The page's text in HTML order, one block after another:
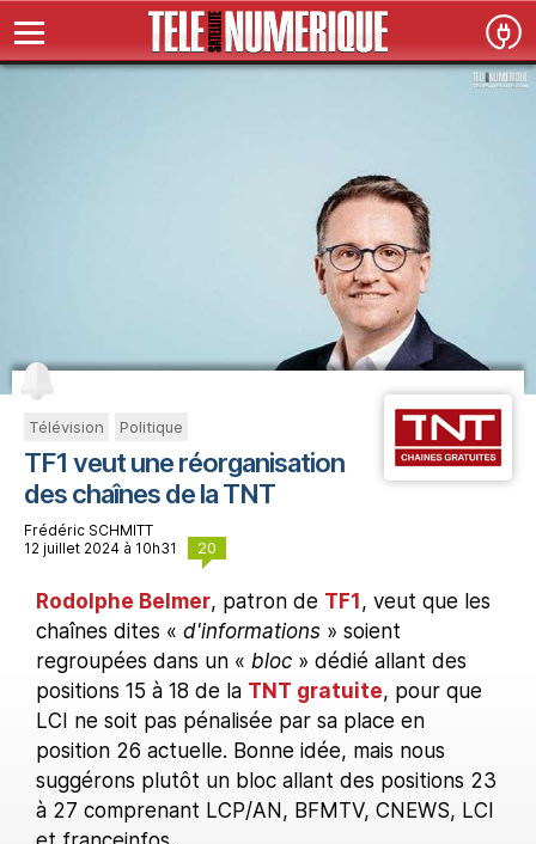
Télévision Politique
TF1 veut une réorganisation
des chaînes de la TNT
Frédéric SCHMITT
12 juillet 2024 à 10h31
20
Rodolphe Belmer, patron de TF1 , veut que les
chaînes dites « d'informations » soient
regroupées dans un « bloc » dédié allant des
positions 15 à 18 de la TNT gratuite, pour que
LCI ne soit pas pénalisée par sa place en
position 26 actuelle. Bonne idée, mais nous
suggérons plutôt un bloc allant des positions 23
à 27 comprenant LCP/AN, BFMTV, CNEWS, LCI